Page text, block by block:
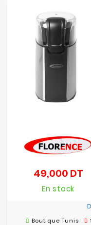
49,000 DTPrix
En stock
Boutique Tunis